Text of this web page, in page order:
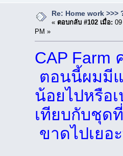
Re: Home work >>>
« ตอบกลับ #102 เมื่อ:
PM »
CAP Farm
ตอนนี้ผมมี
น้อยไปหรือ
เทียบกับชุด
ขาดไปเยอ